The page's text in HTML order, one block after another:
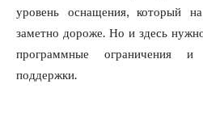
уровень оснащения, который
заметно дороже. Но и здесь
программные ограничения и
поддержки.